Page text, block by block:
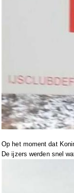
Op het moment dat
De ijzers werden snel